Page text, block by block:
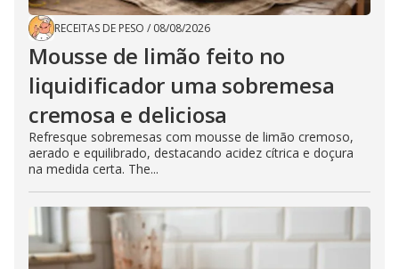
RECEITAS DE PESO / 08/08/2026
Mousse de limão feito no
liquidificador uma sobremesa
cremosa e deliciosa
Refresque sobremesas com mousse de limão cremoso,
aerado e equilibrado, destacando acidez cítrica e doçura
na medida certa. The...